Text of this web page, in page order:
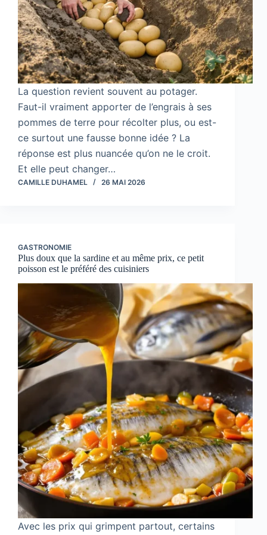
La question revient souvent au potager.
Faut-il vraiment apporter de l’engrais à ses
pommes de terre pour récolter plus, ou est-
ce surtout une fausse bonne idée ? La
réponse est plus nuancée qu’on ne le croit.
Et elle peut changer…
CAMILLE DUHAMEL 26 MAI 2026
GASTRONOMIE
Plus doux que la sardine et au même prix, ce petit
poisson est le préféré des cuisiniers
Avec les prix qui grimpent partout, certains